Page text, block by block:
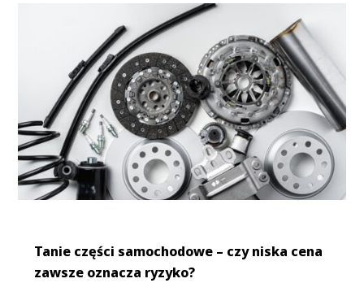
Tanie części samochodowe – czy niska cena
zawsze oznacza ryzyko?